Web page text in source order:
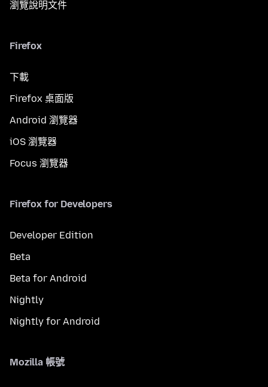
瀏覽說明文件
Firefox
下載
Firefox 桌面版
Android 瀏覽器
iOS 瀏覽器
Focus 瀏覽器
Firefox for Developers
Developer Edition
Beta
Beta for Android
Nightly
Nightly for Android
Mozilla 帳號